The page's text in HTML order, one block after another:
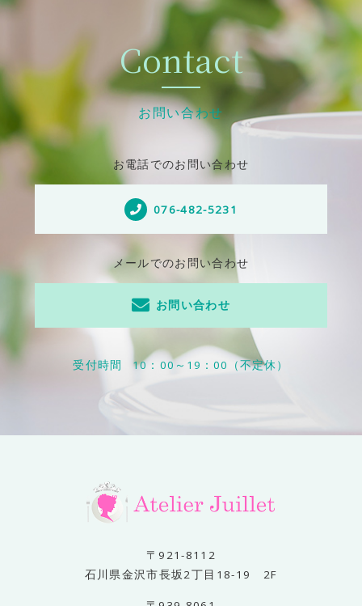
Contact
お問い合わせ
お電話でのお問い合わせ
076-482-5231
メールでのお問い合わせ
お問い合わせ
受付時間 10：00～19：00（不定休）
〒921-8112
石川県金沢市長坂2丁目18-19 2F